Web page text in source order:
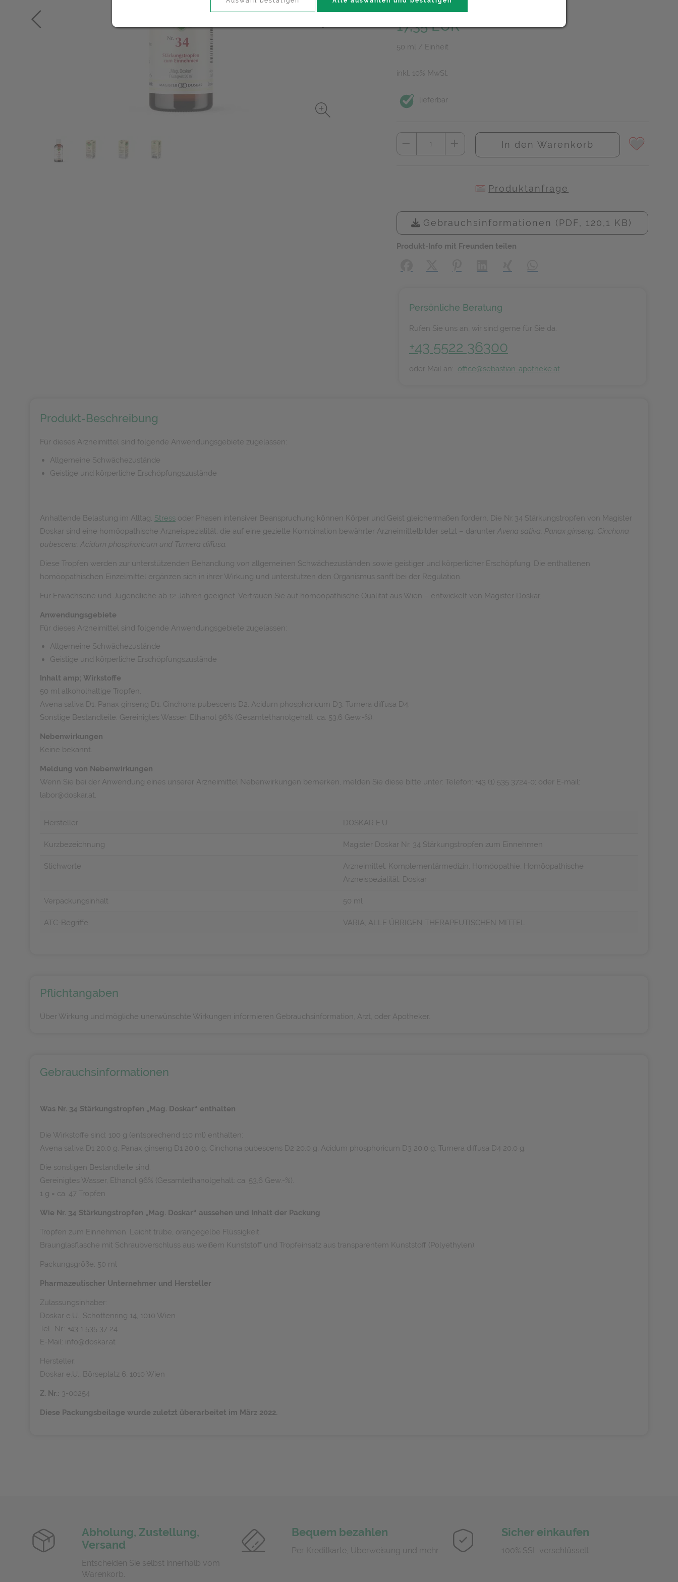
PZN: 0721739
17,35 EUR
50 ml / Einheit
inkl. 10% MwSt.
lieferbar
In den Warenkorb
Produktanfrage
Gebrauchsinformationen (PDF, 120,1 KB)
Produkt-Info mit Freunden teilen
Persönliche Beratung
Rufen Sie uns an, wir sind gerne für Sie da.
+43 5522 36300
oder Mail an: office@sebastian-apotheke.at
Produkt-Beschreibung
Für dieses Arzneimittel sind folgende Anwendungsgebiete zugelassen:
Allgemeine Schwächezustände
Geistige und körperliche Erschöpfungszustände
Anhaltende Belastung im Alltag, Stress oder Phasen intensiver Beanspruchung können Körper und Geist gleichermaßen fordern. Die Nr. 34 Stärkungstropfen von Magister
Doskar sind eine homöopathische Arzneispezialität, die auf eine gezielte Kombination bewährter Arzneimittelbilder setzt – darunter Avena sativa, Panax ginseng, Cinchona
pubescens, Acidum phosphoricum und Turnera diffusa.
Diese Tropfen werden zur unterstützenden Behandlung von allgemeinen Schwächezuständen sowie geistiger und körperlicher Erschöpfung. Die enthaltenen
homöopathischen Einzelmittel ergänzen sich in ihrer Wirkung und unterstützen den Organismus sanft bei der Regulation.
Für Erwachsene und Jugendliche ab 12 Jahren geeignet. Vertrauen Sie auf homöopathische Qualität aus Wien – entwickelt von Magister Doskar.
Anwendungsgebiete
Für dieses Arzneimittel sind folgende Anwendungsgebiete zugelassen:
Allgemeine Schwächezustände
Geistige und körperliche Erschöpfungszustände
Inhalt amp; Wirkstoffe
50 ml alkoholhaltige Tropfen.
Avena sativa D1, Panax ginseng D1, Cinchona pubescens D2, Acidum phosphoricum D3, Turnera diffusa D4.
Sonstige Bestandteile: Gereinigtes Wasser, Ethanol 96% (Gesamtethanolgehalt: ca. 53,6 Gew.-%).
Nebenwirkungen
Keine bekannt.
Meldung von Nebenwirkungen
Wenn Sie bei der Anwendung eines unserer Arzneimittel Nebenwirkungen bemerken, melden Sie diese bitte unter: Telefon: +43 (1) 535 3724-0; oder E-mail:
labor@doskar.at.
Hersteller DOSKAR E.U
Kurzbezeichnung Magister Doskar Nr. 34 Stärkungstropfen zum Einnehmen
Stichworte
Arzneimittel, Komplementärmedizin, Homöopathie, Homöopathische
Arzneispezialität, Doskar
Verpackungsinhalt 50 ml
ATC-Begriffe VARIA, ALLE ÜBRIGEN THERAPEUTISCHEN MITTEL
Pflichtangaben
Über Wirkung und mögliche unerwünschte Wirkungen informieren Gebrauchsinformation, Arzt, oder Apotheker.
Gebrauchsinformationen
Was Nr. 34 Stärkungstropfen „Mag. Doskar“ enthalten
Die Wirkstoffe sind: 100 g (entsprechend 110 ml) enthalten:
Avena sativa D1 20,0 g, Panax ginseng D1 20,0 g, Cinchona pubescens D2 20,0 g, Acidum phosphoricum D3 20,0 g, Turnera diffusa D4 20,0 g.
Die sonstigen Bestandteile sind:
Gereinigtes Wasser, Ethanol 96% (Gesamtethanolgehalt: ca. 53,6 Gew.-%).
1 g = ca. 47 Tropfen
Wie Nr. 34 Stärkungstropfen „Mag. Doskar“ aussehen und Inhalt der Packung
Tropfen zum Einnehmen. Leicht trübe, orangegelbe Flüssigkeit.
Braunglasflasche mit Schraubverschluss aus weißem Kunststoff und Tropfeinsatz aus transparentem Kunststoff (Polyethylen).
Packungsgröße: 50 ml
Pharmazeutischer Unternehmer und Hersteller
Zulassungsinhaber:
Doskar e.U., Schottenring 14, 1010 Wien
Tel.-Nr.: +43 1 535 37 24
E-Mail: info@doskar.at
Hersteller:
Doskar e.U., Börseplatz 6, 1010 Wien
Z. Nr.: 3-00254
Diese Packungsbeilage wurde zuletzt überarbeitet im März 2022.
Abholung, Zustellung,
Versand
Entscheiden Sie selbst innerhalb vom
Warenkorb.
Bequem bezahlen
Per Kreditkarte, Überweisung und mehr
Sicher einkaufen
100% SSL verschlüsselt